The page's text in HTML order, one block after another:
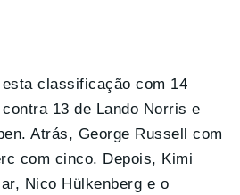
esta classificação com 14
13 de Lando Norris e
Atrás, George Russell com
com cinco. Depois, Kimi
Nico Hülkenberg e o